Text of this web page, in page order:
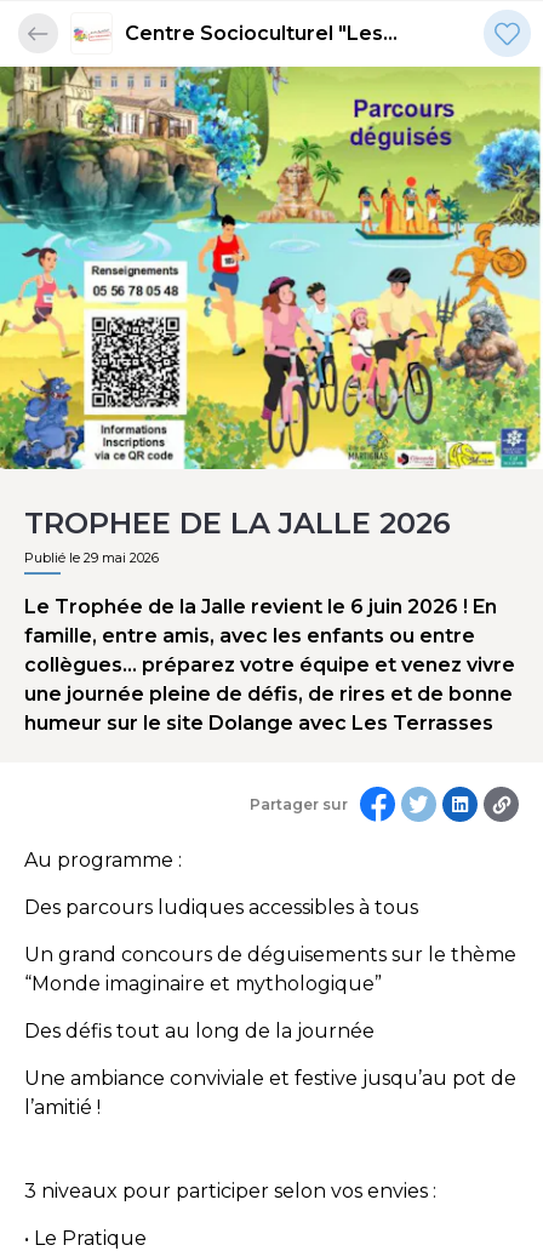
Centre Socioculturel "Les
Terrasses"
TROPHEE DE LA JALLE 2026
Publié le 29 mai 2026
Partager sur
Le Trophée de la Jalle revient le 6 juin 2026 ! En
famille, entre amis, avec les enfants ou entre
collègues… préparez votre équipe et venez vivre
une journée pleine de défis, de rires et de bonne
humeur sur le site Dolange avec Les Terrasses
Au programme :
Des parcours ludiques accessibles à tous
Un grand concours de déguisements sur le thème
“Monde imaginaire et mythologique”
Des défis tout au long de la journée
Une ambiance conviviale et festive jusqu’au pot de
l’amitié !
3 niveaux pour participer selon vos envies :
• Le Pratique